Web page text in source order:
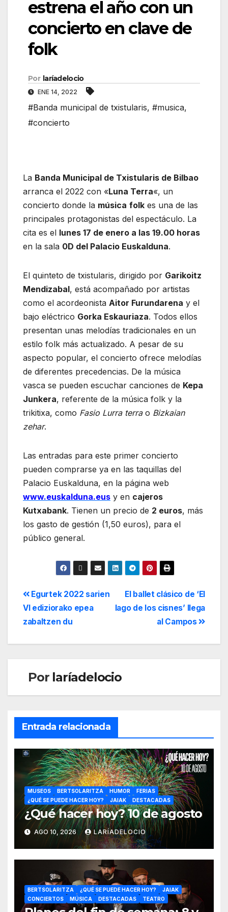
estrena el año con un
concierto en clave de
folk
Por laríadelocio
ENE 14, 2022
#Banda municipal de txistularis, #musica,
#concierto
La Banda Municipal de Txistularis de Bilbao
arranca el 2022 con «Luna Terra«, un
concierto donde la música folk es una de las
principales protagonistas del espectáculo. La
cita es el lunes 17 de enero a las 19.00 horas
en la sala 0D del Palacio Euskalduna.
El quinteto de txistularis, dirigido por Garikoitz
Mendizabal, está acompañado por artistas
como el acordeonista Aitor Furundarena y el
bajo eléctrico Gorka Eskauriaza. Todos ellos
presentan unas melodías tradicionales en un
estilo folk más actualizado. A pesar de su
aspecto popular, el concierto ofrece melodías
de diferentes precedencias. De la música
vasca se pueden escuchar canciones de Kepa
Junkera, referente de la música folk y la
trikitixa, como Fasio Lurra terrao Bizkaian
zehar.
Las entradas para este primer concierto
pueden comprarse ya en las taquillas del
Palacio Euskalduna, en la página web
www.euskalduna.eus y en cajeros
Kutxabank. Tienen un precio de 2 euros, más
los gasto de gestión (1,50 euros), para el
público general.
El ballet clásico de ‘El
lago de los cisnes’ llega
al Campos
Egurtek 2022 sarien
VI ediziorako epea
zabaltzen du
Por laríadelocio
Entrada relacionada
MUSEOS BERTSOLARITZA HUMOR
FERIAS
¿QUÉ SE PUEDE HACER HOY?
JAIAK DESTACADAS
¿Qué hacer hoy? 10 de agosto
AGO 10, 2026 LARÍADELOCIO
BERTSOLARITZA ¿QUÉ SE PUEDE HACER HOY?
JAIAK
CONCIERTOS
MÚSICA DESTACADAS TEATRO